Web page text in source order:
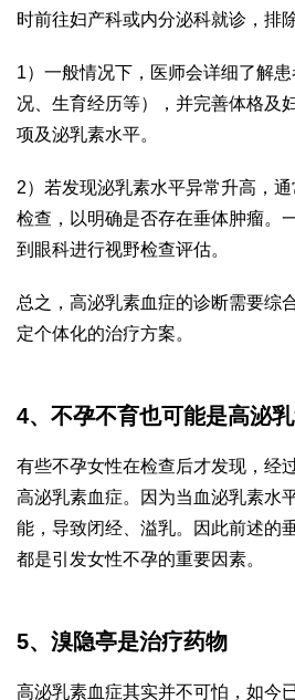
时前往妇产科或内分泌科就诊，排
1）一般情况下，医师会详细了解
况、生育经历等），并完善体格及
项及泌乳素水平。
2）若发现泌乳素水平异常升高，
检查，以明确是否存在垂体肿瘤。
到眼科进行视野检查评估。
总之，高泌乳素血症的诊断需要综
定个体化的治疗方案。
4、不孕不育也可能是高泌
有些不孕女性在检查后才发现，经
高泌乳素血症。因为当血泌乳素水
能，导致闭经、溢乳。因此前述的
都是引发女性不孕的重要因素。
5、溴隐亭是治疗药物
高泌乳素血症其实并不可怕，如今